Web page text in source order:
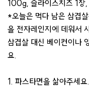
100g, 슬라이스치즈 1장
*오늘은 먹다 남은 삼겹
을 전자레인지에 데워서
삼겹살 대신 베이컨이나
요.
1. 파스타면을 삶아주세요.